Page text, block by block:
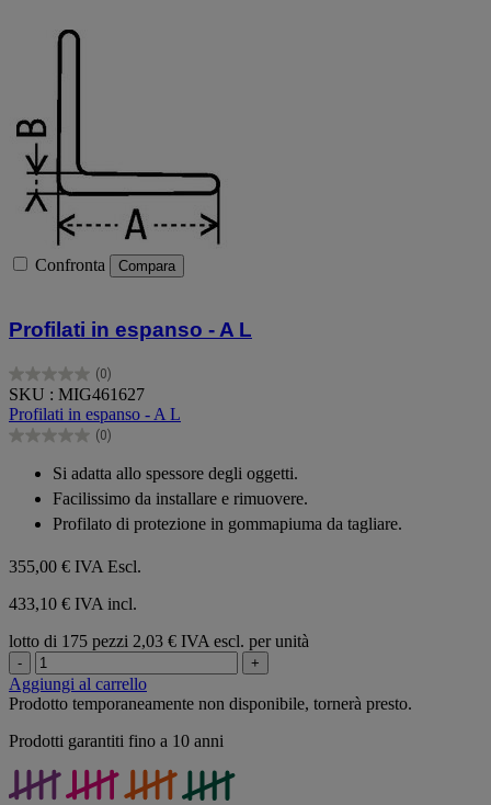
Confronta Compara
Profilati in espanso - A L
(0)
0.0
su
5
stelle.
SKU : MIG461627
Profilati in espanso - A L
(0)
0.0
stelle.
Si adatta allo spessore degli oggetti.
Facilissimo da installare e rimuovere.
Profilato di protezione in gommapiuma da tagliare.
355,00 € IVA Escl.
433,10 € IVA incl.
lotto di 175 pezzi 2,03 € IVA escl. per unità
- +
Aggiungi al carrello
Prodotto temporaneamente non disponibile, tornerà presto.
Prodotti garantiti fino a 10 anni